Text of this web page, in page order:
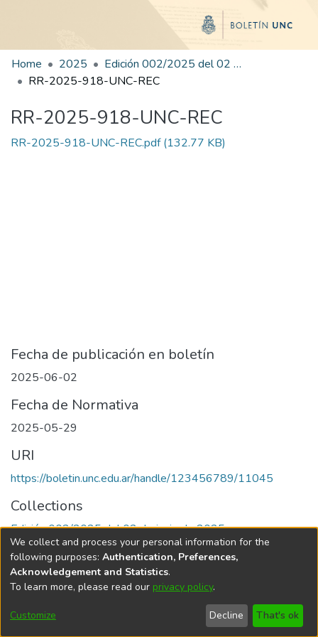
Home 2025
Edición 002/2025 del 02 de junio de 2025
RR-2025-918-UNC-REC
RR-2025-918-UNC-REC
RR-2025-918-UNC-REC.pdf(132.77 KB)
Fecha de publicación en boletín
2025-06-02
Fecha de Normativa
2025-05-29
URI
https://boletin.unc.edu.ar/handle/123456789/11045
Collections
Edición 002/2025 del 02 de junio de 2025
Universidad Nacional de Córdoba
We collect and process your personal information for the
following purposes: Authentication, Preferences,
Acknowledgement and Statistics.
To learn more, please read our privacy policy.
Customize Decline That's ok